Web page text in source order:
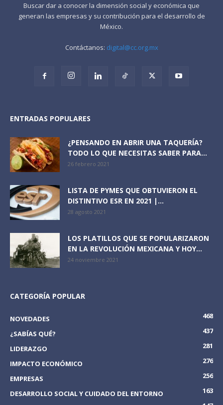
Buscar dar a conocer la dimensión social y económica que
generan las empresas y su contribución para el desarrollo de
México.
Contáctanos: digital@cc.org.mx
ENTRADAS POPULARES
¿PENSANDO EN ABRIR UNA TAQUERÍA?
TODO LO QUE NECESITAS SABER PARA...
26 febrero 2021
LISTA DE PYMES QUE OBTUVIERON EL
DISTINTIVO ESR EN 2021 |...
28 agosto 2021
LOS PLATILLOS QUE SE POPULARIZARON
EN LA REVOLUCIÓN MEXICANA Y HOY...
24 noviembre 2021
CATEGORÍA POPULAR
NOVEDADES
468
¿SABÍAS QUÉ?
437
LIDERAZGO
281
IMPACTO ECONÓMICO
276
EMPRESAS
256
DESARROLLO SOCIAL Y CUIDADO DEL ENTORNO
163